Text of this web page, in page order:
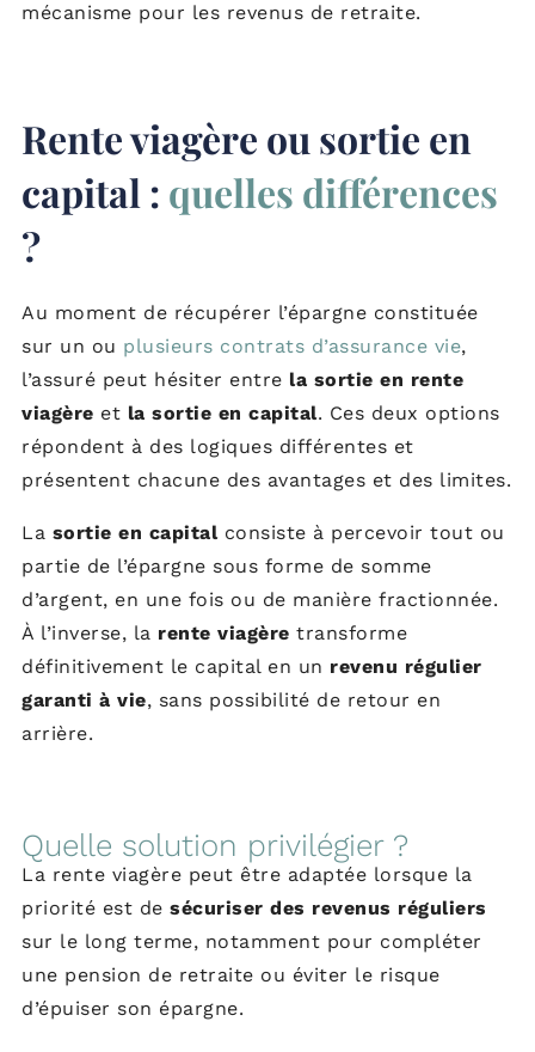
mécanisme pour les revenus de retraite.
Rente viagère ou sortie en
capital : quelles différences
?
Au moment de récupérer l’épargne constituée
sur un ou plusieurs contrats d’assurance vie,
l’assuré peut hésiter entre la sortie en rente
viagère et la sortie en capital. Ces deux options
répondent à des logiques différentes et
présentent chacune des avantages et des limites.
La sortie en capitalconsiste à percevoir tout ou
partie de l’épargne sous forme de somme
d’argent, en une fois ou de manière fractionnée.
À l’inverse, la rente viagère transforme
définitivement le capital en un revenu régulier
garanti à vie, sans possibilité de retour en
arrière.
Quelle solution privilégier ?
La rente viagère peut être adaptée lorsque la
priorité est de sécuriser des revenus réguliers
sur le long terme, notamment pour compléter
une pension de retraite ou éviter le risque
d’épuiser son épargne.